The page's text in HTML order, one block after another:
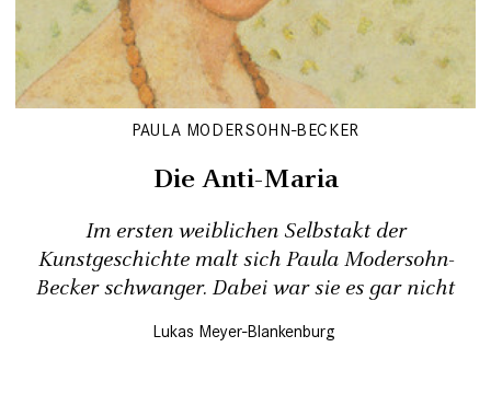
PAULA MODERSOHN-BECKER
Die Anti-Maria
Im ersten weiblichen Selbstakt der
Kunstgeschichte malt sich Paula Modersohn-
Becker schwanger. Dabei war sie es gar nicht
Lukas Meyer-Blankenburg